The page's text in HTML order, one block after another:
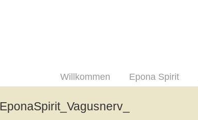
Willkommen Epona Spirit
EponaSpirit_Vagusnerv_